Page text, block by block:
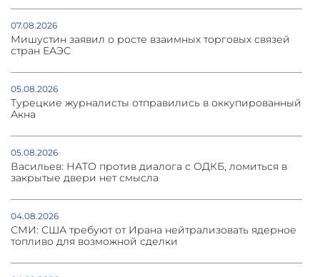
07.08.2026
Мишустин заявил о росте взаимных торговых связей
стран ЕАЭС
05.08.2026
Турецкие журналисты отправились в оккупированный
Акна
05.08.2026
Васильев: НАТО против диалога с ОДКБ, ломиться в
закрытые двери нет смысла
04.08.2026
СМИ: США требуют от Ирана нейтрализовать ядерное
топливо для возможной сделки